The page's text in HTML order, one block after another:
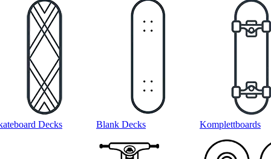
Decks Blank Decks Komplettboards